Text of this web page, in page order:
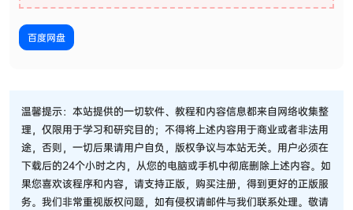
百度网盘
温馨提示：本站提供的一切软件、教程和内容信息都来自网络收集整
理，仅限用于学习和研究目的；不得将上述内容用于商业或者非法用
途，否则，一切后果请用户自负，版权争议与本站无关。用户必须在
下载后的24个小时之内，从您的电脑或手机中彻底删除上述内容。如
果您喜欢该程序和内容，请支持正版，购买注册，得到更好的正版服
务。我们非常重视版权问题，如有侵权请邮件与我们联系处理。敬请